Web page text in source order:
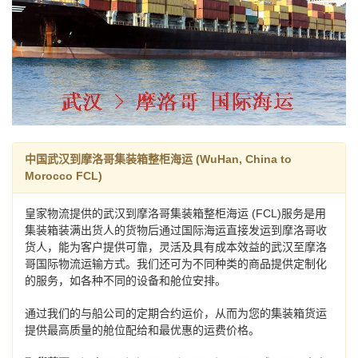
中国武汉到摩洛哥集装箱整柜海运 (WuHan, China to
Morocco FCL)
皇家物流提供的武汉到摩洛哥集装箱整柜海运 (FCL)服务是用
集装箱装满出货人的货物后通过国际海运直接发运到摩洛哥收
货人，能为客户提供可靠，灵活及具有成本效益的武汉至摩洛
哥国际物流运输方式。我们还可为不同种类的商品提供定制化
的服务，如各种不同的设备和舱位安排。
通过我们的与船公司的定期合约运价，从而为您的集装箱货运
提供最高质量的舱位配给和最优惠的运费价格。